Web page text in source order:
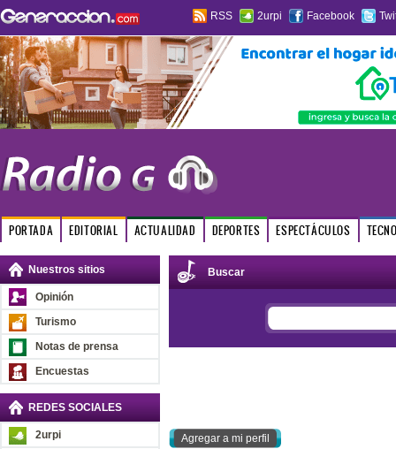
RSS 2urpi Facebook
PORTADA EDITORIAL ACTUALIDAD DEPORTES ESPECTÁCULOS
Nuestros sitios
Opinión
Turismo
Notas de prensa
Encuestas
REDES SOCIALES
2urpi
Buscar